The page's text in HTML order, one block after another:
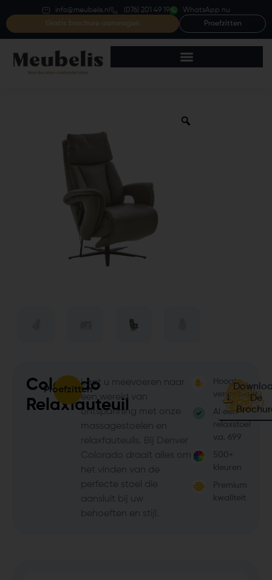
info@meubelis.nl (076) 201 49 19
WhatsApp nu
Gratis brochure aanvragen
Proefzitten
Colorado
Relaxfauteuil
Proefzitten
Laat u meevoeren naar
een wereld van
ontspanning met onze
massagestoelen en
relaxfauteuils. Bij Denver
Colorado draait alles om
het vinden van de
perfecte stoel die
aansluit bij uw
behoeften en stijl.
Hoogte
verstelbaar
Al een
relaxstoel
v.a. 699
500+
kleuren
Premium
kwaliteit
De